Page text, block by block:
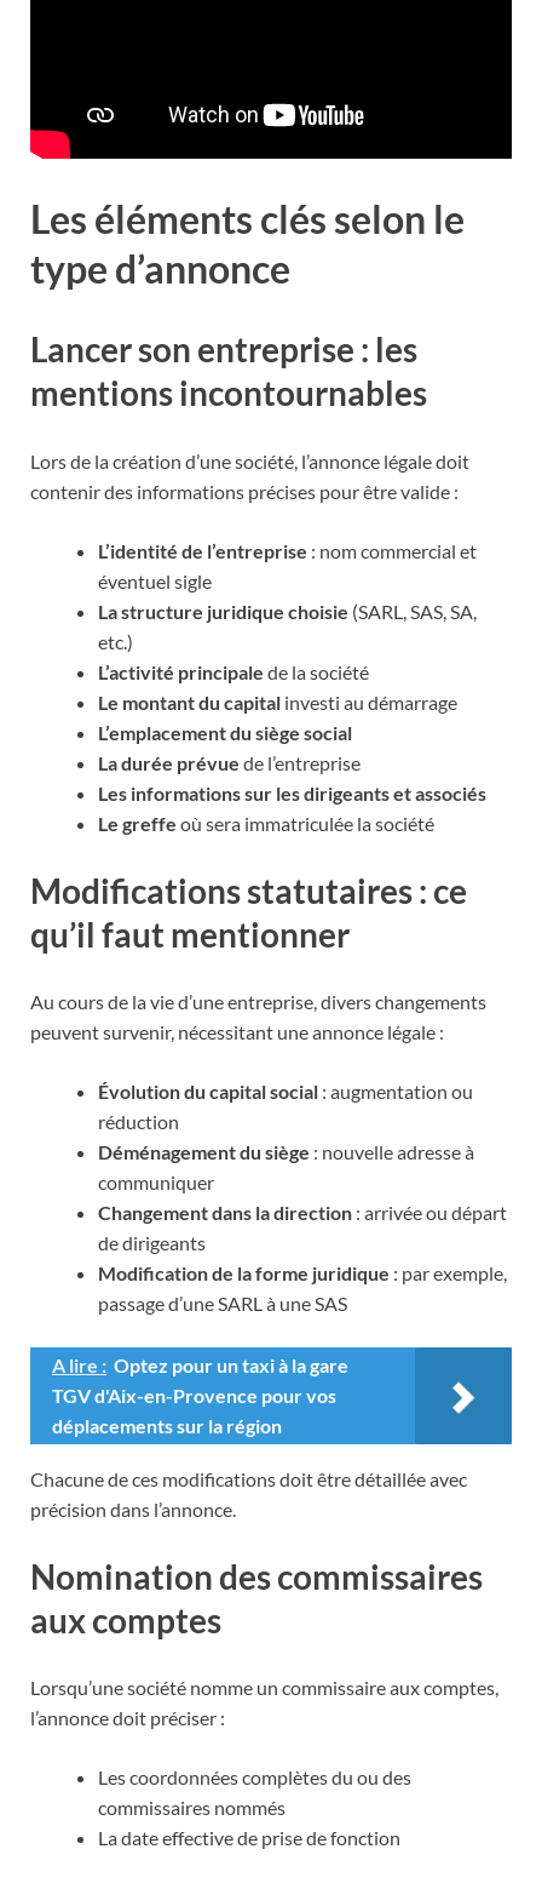
Les éléments clés selon le
type d’annonce
Lancer son entreprise : les
mentions incontournables
Lors de la création d’une société, l’annonce légale doit
contenir des informations précises pour être valide :
L’identité de l’entreprise : nom commercial et
éventuel sigle
La structure juridique choisie (SARL, SAS, SA,
etc.)
L’activité principale de la société
Le montant du capital investi au démarrage
L’emplacement du siège social
La durée prévue de l’entreprise
Les informations sur les dirigeants et associés
Le greffe où sera immatriculée la société
Modifications statutaires : ce
qu’il faut mentionner
Au cours de la vie d’une entreprise, divers changements
peuvent survenir, nécessitant une annonce légale :
Évolution du capital social : augmentation ou
réduction
Déménagement du siège : nouvelle adresse à
communiquer
Changement dans la direction : arrivée ou départ
de dirigeants
Modification de la forme juridique : par exemple,
passage d’une SARL à une SAS
A lire : Optez pour un taxi à la gare
TGV d'Aix-en-Provence pour vos
déplacements sur la région
Chacune de ces modifications doit être détaillée avec
précision dans l’annonce.
Nomination des commissaires
aux comptes
Lorsqu’une société nomme un commissaire aux comptes,
l’annonce doit préciser :
Les coordonnées complètes du ou des
commissaires nommés
La date effective de prise de fonction